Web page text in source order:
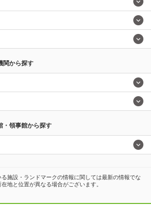
関から探す
・領事館から探す
施設・ランドマークの情報に関しては最新の情報でな
地と位置が異なる場合がございます。